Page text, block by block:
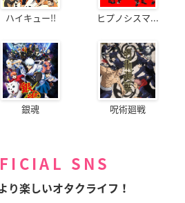
ハイキュー!! ヒプノシスマ...
銀魂 呪術廻戦
SNS
り楽しいオタクライフ！